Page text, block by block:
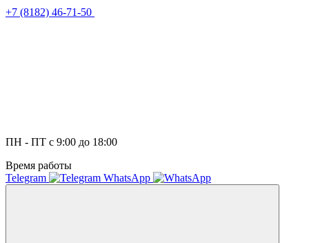
+7 (8182) 46-71-50
ПН - ПТ с 9:00 до 18:00
Время работы
Telegram
WhatsApp